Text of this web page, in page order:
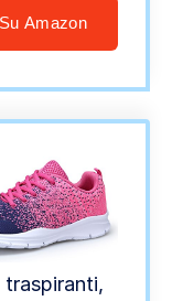
Amazon
traspiranti,